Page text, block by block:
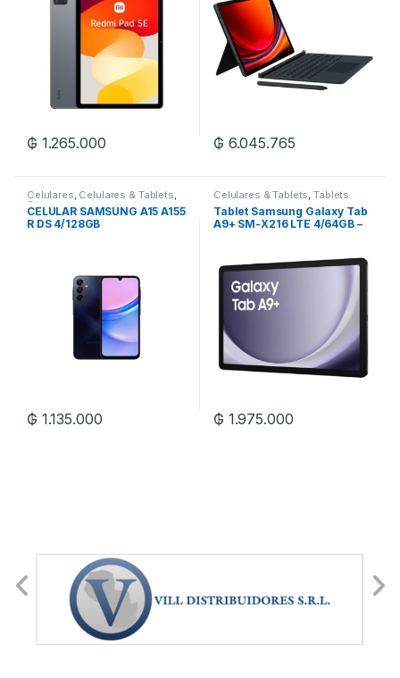
₲ 1.265.000 ₲ 6.045.765
Celulares, Celulares & Tablets,
Samsung
CELULAR SAMSUNG A15 A155
R DS 4/128GB
₲ 1.135.000
Celulares & Tablets,Tablets
Tablet Samsung Galaxy Tab
A9+ SM-X216 LTE 4/64GB –
₲ 1.975.000